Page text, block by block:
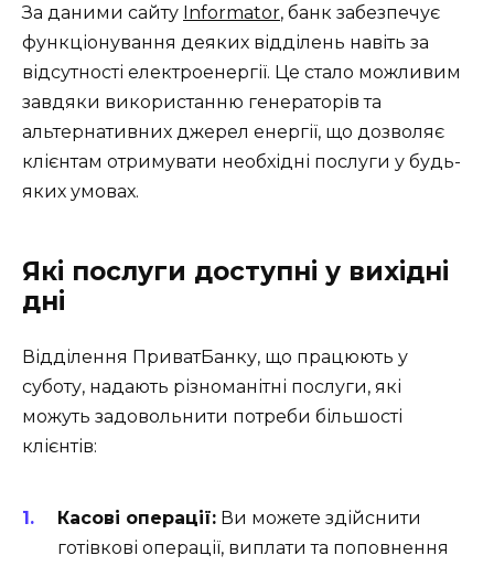
За даними сайту Informator, банк забезпечує
функціонування деяких відділень навіть за
відсутності електроенергії. Це стало можливим
завдяки використанню генераторів та
альтернативних джерел енергії, що дозволяє
клієнтам отримувати необхідні послуги у будь-
яких умовах.
Які послуги доступні у вихідні
дні
Відділення ПриватБанку, що працюють у
суботу, надають різноманітні послуги, які
можуть задовольнити потреби більшості
клієнтів:
Касові операції: Ви можете здійснити
готівкові операції, виплати та поповнення